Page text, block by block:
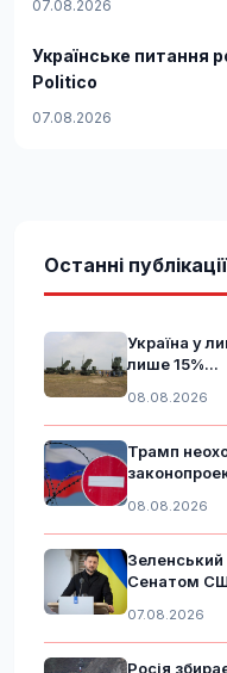
07.08.2026
Українське питання
Politico
07.08.2026
Останні публікації
Україна у
лише 15%...
08.08.2026
Трамп
08.08.2026
Зеленський
Сенатом
07.08.2026
Росія